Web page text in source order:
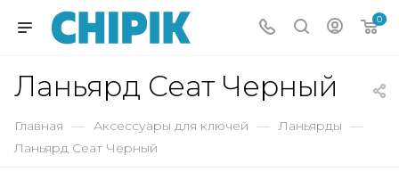
0
Ланьярд Сеат Черный
Главная — Аксессуары для ключей — Ланьярды —
Ланьярд Сеат Черный